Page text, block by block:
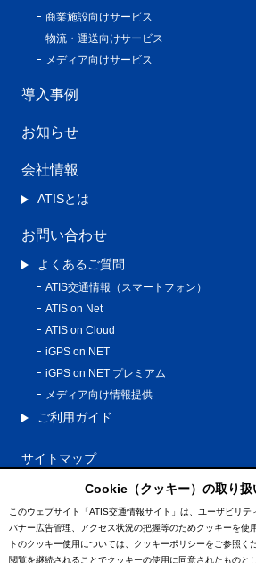
商業施設向けサービス
物流・運送向けサービス
メディア向けサービス
導入事例
お知らせ
会社情報
ATISとは
お問い合わせ
よくあるご質問
ATIS交通情報（スマートフォン）
ATIS on Net
ATIS on Cloud
iGPS on NET
iGPS on NET プレミアム
メディア向け情報提供
ご利用ガイド
サイトマップ
プライバシーポリシー
利用規約
特定商取引法に基づく表記
情報の外部通信について
Cookie（クッキー）の取り扱
このウェブサイト「ATIS交通情報サイト」は、ユーザビリテ
バナー広告管理、アクセス状況の把握等のためクッキーを使
トのクッキー使用については、クッキーポリシーをご参照く
閲覧を継続されることでクッキーの使用に同意されたものと